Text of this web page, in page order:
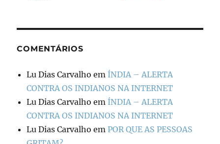
COMENTÁRIOS
Lu Dias Carvalho em ÍNDIA – ALERTA
CONTRA OS INDIANOS NA INTERNET
Lu Dias Carvalho em ÍNDIA – ALERTA
CONTRA OS INDIANOS NA INTERNET
Lu Dias Carvalho em POR QUE AS PESSOAS